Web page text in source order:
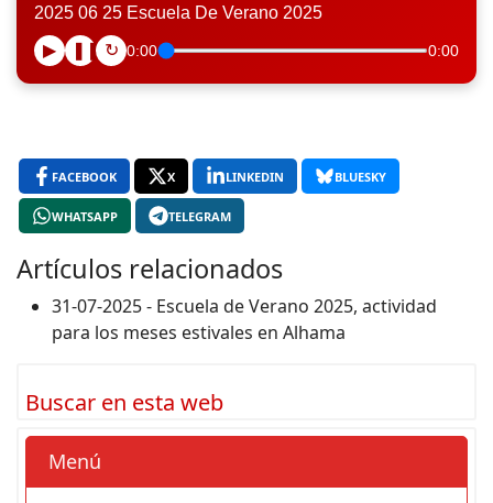
2025 06 25 Escuela De Verano 2025
▶
❚❚ ↻ 0:00 0:00
FACEBOOK X LINKEDIN BLUESKY
WHATSAPP TELEGRAM
Artículos relacionados
31-07-2025 - Escuela de Verano 2025, actividad
para los meses estivales en Alhama
Buscar en esta web
Menú